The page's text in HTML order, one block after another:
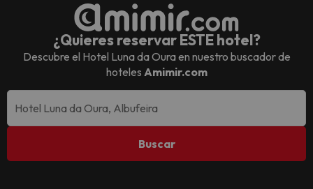
¿Quieres reservar ESTE hotel?
Descubre el Hotel Luna da Ouraen nuestro buscador de
hoteles Amimir.com
Buscar